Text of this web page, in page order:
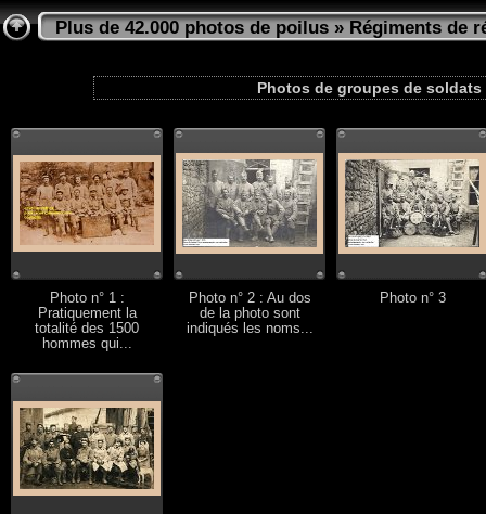
Plus de 42.000 photos de poilus»Régiments de
Photos de groupes de soldats
Photo n° 1 :
Pratiquement la
totalité des 1500
hommes qui...
Photo n° 2 : Au dos
de la photo sont
indiqués les noms...
Photo n° 3